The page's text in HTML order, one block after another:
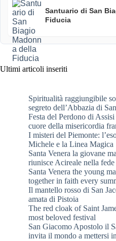
Santuario di San
Fiducia
Ultimi articoli inseriti
Spiritualità raggiungibile
segreto dell’Abbazia di
Festa del Perdono di
cuore della misericordia
I misteri del Piemonte:
Michele e la Linea Magica
Santa Venera la giovane
riunisce Acireale nella fede
Santa Venera the young
together in faith every
Il mantello rosso di San
amata di Pistoia
The red cloak of Saint
most beloved festival
San Giacomo Apostolo il
invita il mondo a mettersi